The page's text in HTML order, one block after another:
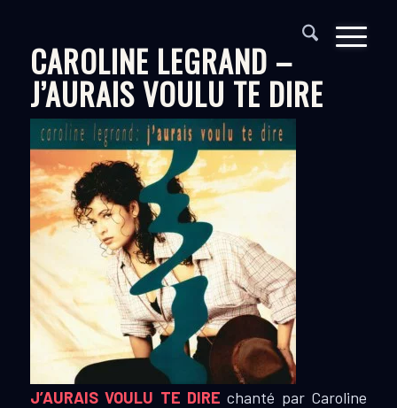
CAROLINE LEGRAND –
J’AURAIS VOULU TE DIRE
J’AURAIS VOULU TE DIRE chanté par Caroline